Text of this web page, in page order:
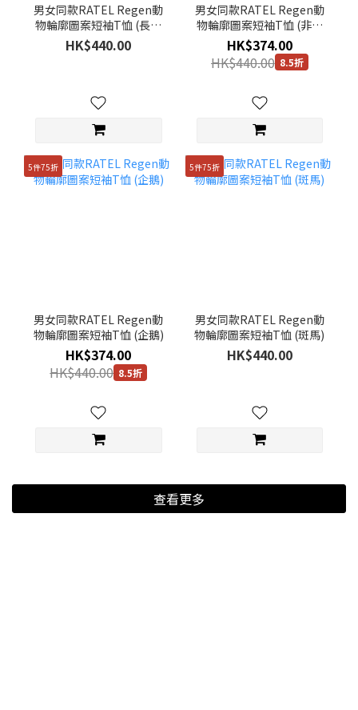
男女同款RATEL Regen動
物輪廓圖案短袖T恤 (長頸
鹿)
HK$440.00
男女同款RATEL Regen動
物輪廓圖案短袖T恤 (非洲
象)
HK$374.00
HK$440.00 8.5折
5件75折
男女同款RATEL Regen動
物輪廓圖案短袖T恤 (企鵝)
HK$374.00
HK$440.00 8.5折
5件75折
男女同款RATEL Regen動
物輪廓圖案短袖T恤 (斑馬)
HK$440.00
查看更多